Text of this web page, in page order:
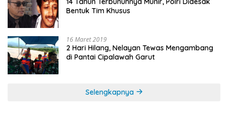
Bentuk Tim Khusus
16 Maret 2019
2 Hari Hilang, Nelayan Tewas Mengambang
di Pantai Cipalawah Garut
Selengkapnya